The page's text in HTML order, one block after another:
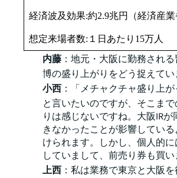
経済波及効果:約2.9兆円（経済産業
想定来場者数:１日あたり15万人
内藤 ：地元・大阪に勤務され
博の盛り上がりをどう捉えてい
小西 ：「メチャクチャ盛り上が
と言いたいのですが、そこま
りは感じないですね。大阪IRが
きなかったことが影響してい
けられます。しかし、個人的
していまして、前売り券も買い
上西 ：私は業務で東京と大阪